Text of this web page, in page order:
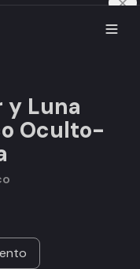
y Luna
Oculto-